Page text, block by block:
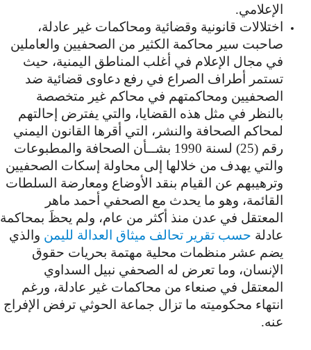
الإعلامي.
اختلالات قانونية وقضائية ومحاكمات غير عادلة،
صاحبت سير محاكمة الكثير من الصحفيين والعاملين
في مجال الإعلام في أغلب المناطق اليمنية، حيث
تستمر أطراف الصراع في رفع دعاوى قضائية ضد
الصحفيين ومحاكمتهم في محاكم غير متخصصة
بالنظر في مثل هذه القضايا، والتي يفترض إحالتهم
لمحاكم الصحافة والنشر، التي أقرها القانون اليمني
رقم (25) لسنة 1990 بشــأن الصحافة والمطبوعات
والتي يهدف من خلالها إلى محاولة إسكات الصحفيين
وترهيبهم عن القيام بنقد الأوضاع ومعارضة السلطات
القائمة، وهو ما يحدث مع الصحفي أحمد ماهر
المعتقل في عدن منذ أكثر من عام، ولم يحظَ بمحاكمة
عادلة حسب تقرير تحالف ميثاق العدالة لليمن والذي
يضم عشر منظمات محلية مهتمة بحريات حقوق
الإنسان، وما تعرض له الصحفي نبيل السداوي
المعتقل في صنعاء من محاكمات غير عادلة، ورغم
انتهاء محكوميته ما تزال جماعة الحوثي ترفض الإفراج
عنه.